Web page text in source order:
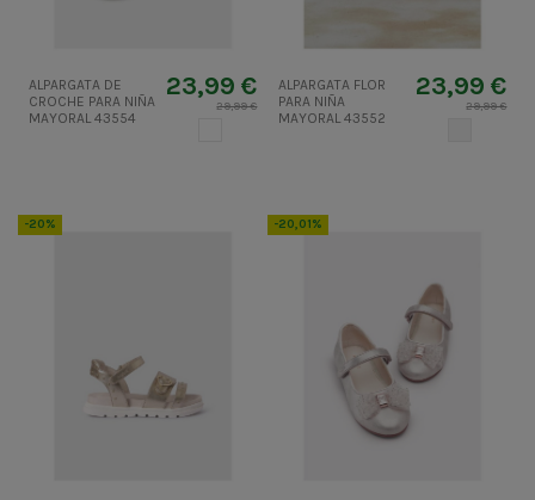
ALPARGATA DE
CROCHE PARA NIÑA
MAYORAL 43554
23,99 €
29,99 €
ALPARGATA FLOR
PARA NIÑA
MAYORAL 43552
23,99 €
29,99 €
-20% -20,01%